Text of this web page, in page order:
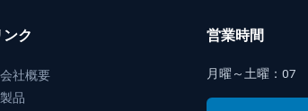
ンク
会社概要
製品
営業時間
月曜～土曜：07